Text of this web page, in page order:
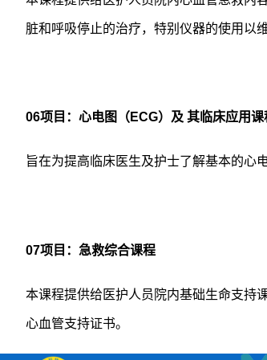
脏和呼吸停止的治疗，特别仪器的使用以
06项目：心电图（ ECG）及 其临床应用课
旨在为提高临床医生及护士了解基本的心
07项目：急救综合课程
本课程提供给医护人员院内基础生命支持
心血管支持证书。